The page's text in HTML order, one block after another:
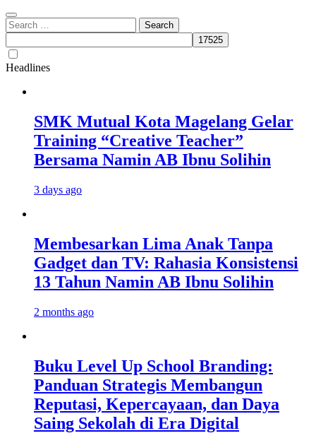
Search
for:
Headlines
SMK Mutual Kota Magelang Gelar
Training “Creative Teacher”
Bersama Namin AB Ibnu Solihin
3 days ago
Membesarkan Lima Anak Tanpa
Gadget dan TV: Rahasia Konsistensi
13 Tahun Namin AB Ibnu Solihin
2 months ago
Buku Level Up School Branding:
Panduan Strategis Membangun
Reputasi, Kepercayaan, dan Daya
Saing Sekolah di Era Digital